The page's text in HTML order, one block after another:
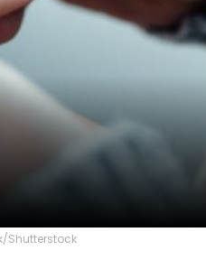
Shutterstock